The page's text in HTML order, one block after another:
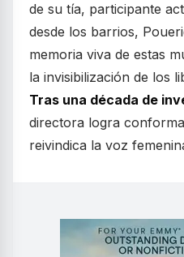
de su tía, participante
desde los barrios,
memoria viva de estas
la invisibilización de los
Tras una década de
directora logra
reivindica la voz